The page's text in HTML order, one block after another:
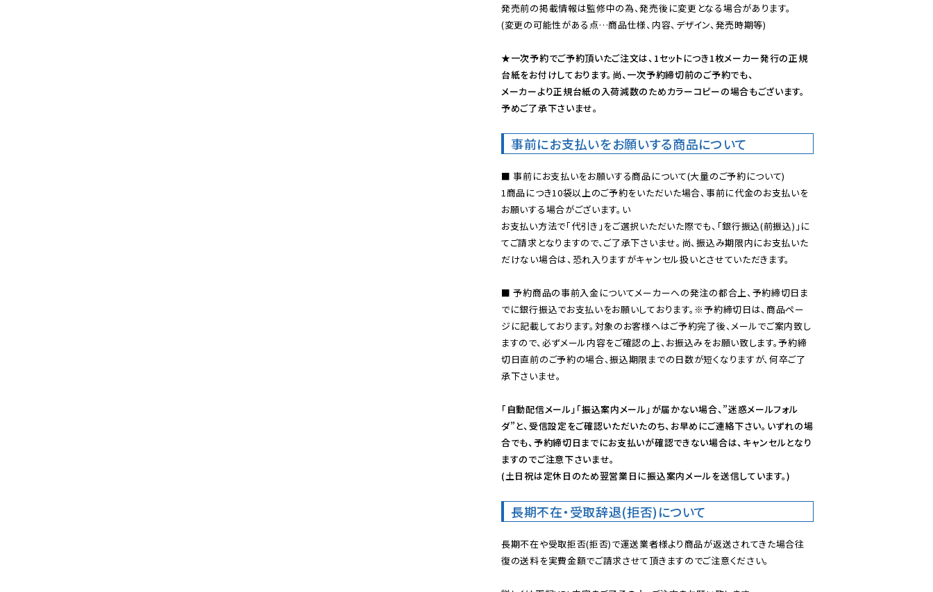
発売前の掲載情報は監修中の為、発売後に変更となる場合があります。
(変更の可能性がある点…商品仕様、内容、デザイン、発売時期等)
★一次予約でご予約頂いたご注文は、1セットにつき1枚メーカー発行の正規
台紙をお付けしております。尚、一次予約締切前のご予約でも、
メーカーより正規台紙の入荷減数のためカラーコピーの場合もございます。
予めご了承下さいませ。
事前にお支払いをお願いする商品について
■ 事前にお支払いをお願いする商品について(大量のご予約について)
1商品につき10袋以上のご予約をいただいた場合、事前に代金のお支払いを
お願いする場合がございます。い
お支払い方法で「代引き」をご選択いただいた際でも、「銀行振込(前振込)」に
てご請求となりますので、ご了承下さいませ。尚、振込み期限内にお支払いた
だけない場合は、恐れ入りますがキャンセル扱いとさせていただきます。
■ 予約商品の事前入金についてメーカーへの発注の都合上、予約締切日ま
でに銀行振込でお支払いをお願いしております。※予約締切日は、商品ペー
ジに記載しております。対象のお客様へはご予約完了後、メールでご案内致し
ますので、必ずメール内容をご確認の上、お振込みをお願い致します。予約締
切日直前のご予約の場合、振込期限までの日数が短くなりますが、何卒ご了
承下さいませ。
「自動配信メール」「振込案内メール」が届かない場合、”迷惑メールフォル
ダ”と、受信設定をご確認いただいたのち、お早めにご連絡下さい。いずれの場
合でも、予約締切日までにお支払いが確認できない場合は、キャンセルとなり
ますのでご注意下さいませ。
(土日祝は定休日のため翌営業日に振込案内メールを送信しています。)
長期不在・受取辞退(拒否)について
長期不在や受取拒否(拒否)で運送業者様より商品が返送されてきた場合往
復の送料を実費金額でご請求させて頂きますのでご注意ください。